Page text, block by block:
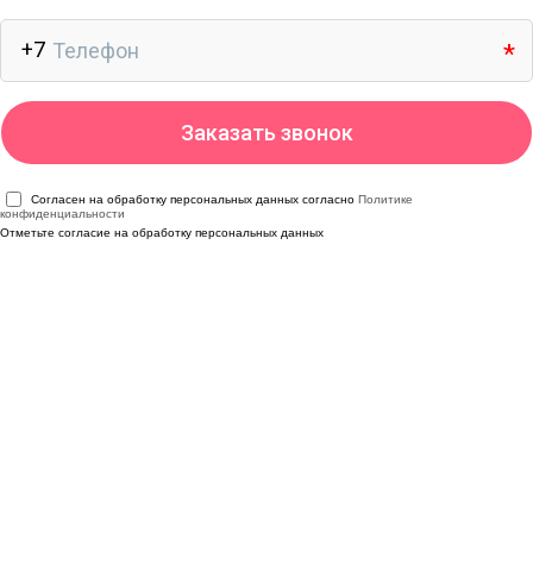
Согласен на обработку персональных данных согласно Политике
конфиденциальности
Отметьте согласие на обработку персональных данных